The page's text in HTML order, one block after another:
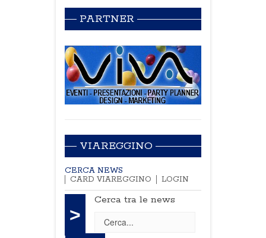
PARTNER
VIAREGGINO
CERCA NEWS
CARD VIAREGGINO
LOGIN
>
Cerca tra le news